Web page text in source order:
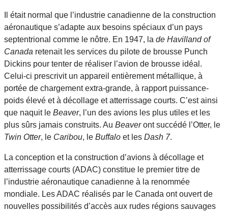
Il était normal que l’industrie canadienne de la construction
aéronautique s’adapte aux besoins spéciaux d’un pays
septentrional comme le nôtre. En 1947, la de Havilland of
Canada retenait les services du pilote de brousse Punch
Dickins pour tenter de réaliser l’avion de brousse idéal.
Celui-ci prescrivit un appareil entièrement métallique, à
portée de chargement extra-grande, à rapport puissance-
poids élevé et à décollage et atterrissage courts. C’est ainsi
que naquit le Beaver, l’un des avions les plus utiles et les
plus sûrs jamais construits. Au Beaveront succédé l’Otter, le
Twin Otter, le Caribou, le Buffalo et les Dash 7.
La conception et la construction d’avions à décollage et
atterrissage courts (ADAC) constitue le premier titre de
l’industrie aéronautique canadienne à la renommée
mondiale. Les ADAC réalisés par le Canada ont ouvert de
nouvelles possibilités d’accès aux rudes régions sauvages